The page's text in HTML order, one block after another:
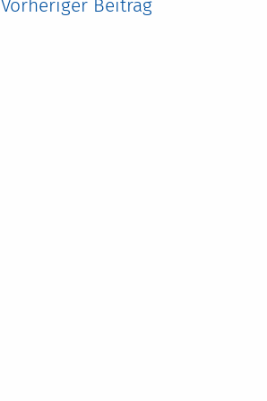
Vorheriger Beitrag